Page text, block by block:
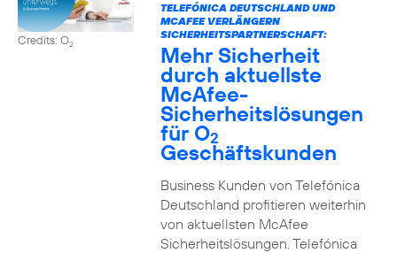
Credits: O2
TELEFÓNICA DEUTSCHLAND UND
MCAFEE VERLÄNGERN
SICHERHEITSPARTNERSCHAFT:
Mehr Sicherheit
durch aktuellste
McAfee-
Sicherheitslösungen
für O2
Geschäftskunden
Business Kunden von Telefónica
Deutschland profitieren weiterhin
von aktuellsten McAfee
Sicherheitslösungen. Telefónica